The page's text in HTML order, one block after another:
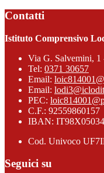
Contatti
Istituto Comprensivo
Via G. Salvemini,
Tel: 0371 30657
Email:
Email:
PEC:
C.F.: 92559860157
IBAN:
Cod. Univoco
Seguici su